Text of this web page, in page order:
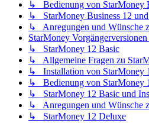
↳ Bedienung von StarMoney
↳ StarMoney Business 12
↳ Anregungen und Wünsche
StarMoney
↳ StarMoney 12 Basic
↳ Allgemeine Fragen zu
↳ Installation von StarMoney
↳ Bedienung von StarMoney
↳ StarMoney 12 Basic und
↳ Anregungen und Wünsche
↳ StarMoney 12 Deluxe